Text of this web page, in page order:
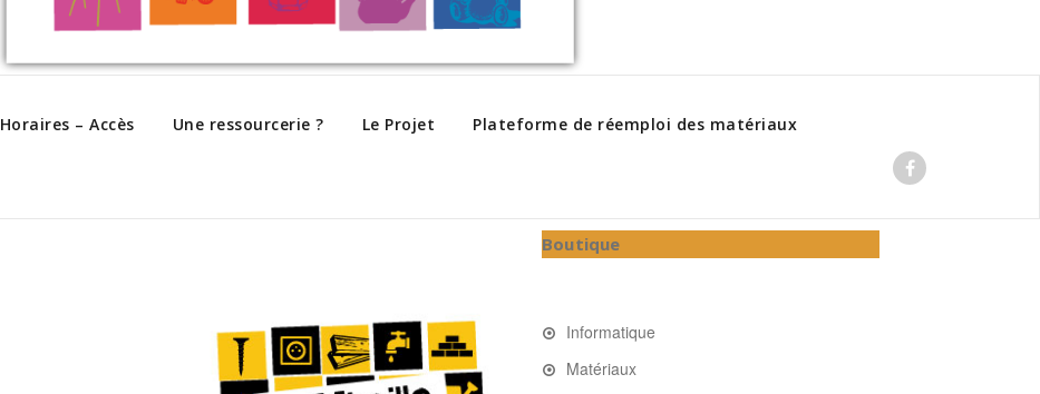
Horaires – Accès Une ressourcerie ? Le Projet
Plateforme de réemploi des matériaux
Boutique
Informatique
Matériaux